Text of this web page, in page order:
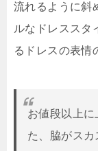
流れるように斜
ルなドレススタ
るドレスの表情
お値段以上
た、脇がス